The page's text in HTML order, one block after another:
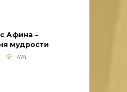
Афина –
мудрости
474